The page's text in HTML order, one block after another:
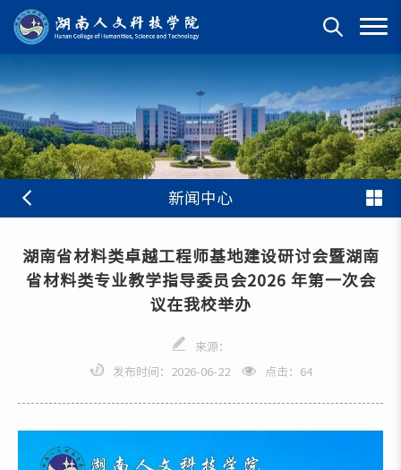
新闻中心
湖南省材料类卓越工程师基地建设研讨会暨湖南
省材料类专业教学指导委员会2026 年第一次会
议在我校举办
来源：
发布时间：2026-06-22 点击： 64